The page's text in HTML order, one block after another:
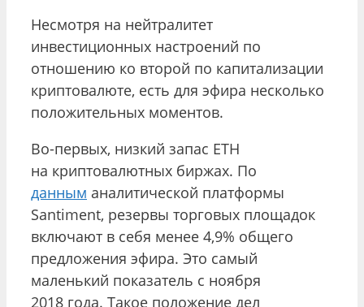
Несмотря на нейтралитет
инвестиционных настроений по
отношению ко второй по капитализации
криптовалюте, есть для эфира несколько
положительных моментов.
Во-первых, низкий запас ETH
на криптовалютных биржах. По
данным аналитической платформы
Santiment, резервы торговых площадок
включают в себя менее 4,9% общего
предложения эфира. Это самый
маленький показатель с ноября
2018 года. Такое положение дел